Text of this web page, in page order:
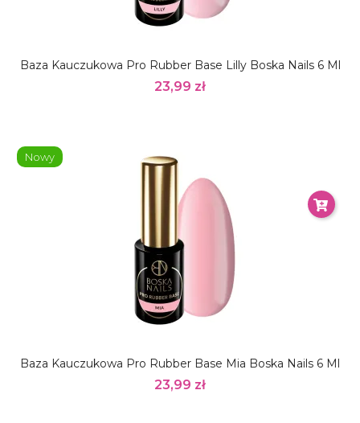
Baza Kauczukowa Pro Rubber Base Lilly Boska Nails 6 Ml
23,99 zł
Baza Kauczukowa Pro Rubber Base Mia Boska Nails 6 Ml
23,99 zł
Nowy